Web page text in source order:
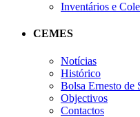
Inventários e
CEMES
Notícias
Histórico
Bolsa Ernesto de
Objectivos
Contactos